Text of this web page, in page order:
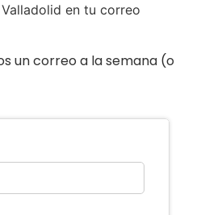
en tu correo
un correo a la semana (o